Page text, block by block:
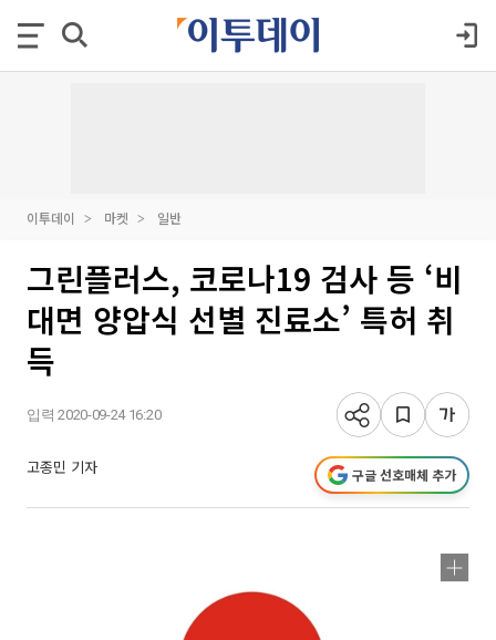
이투데이 마켓 일반
그린플러스, 코로나19 검사 등 ‘비
대면 양압식 선별 진료소’ 특허 취
득
입력 2020-09-24 16:20
고종민 기자 구글 선호매체 추가